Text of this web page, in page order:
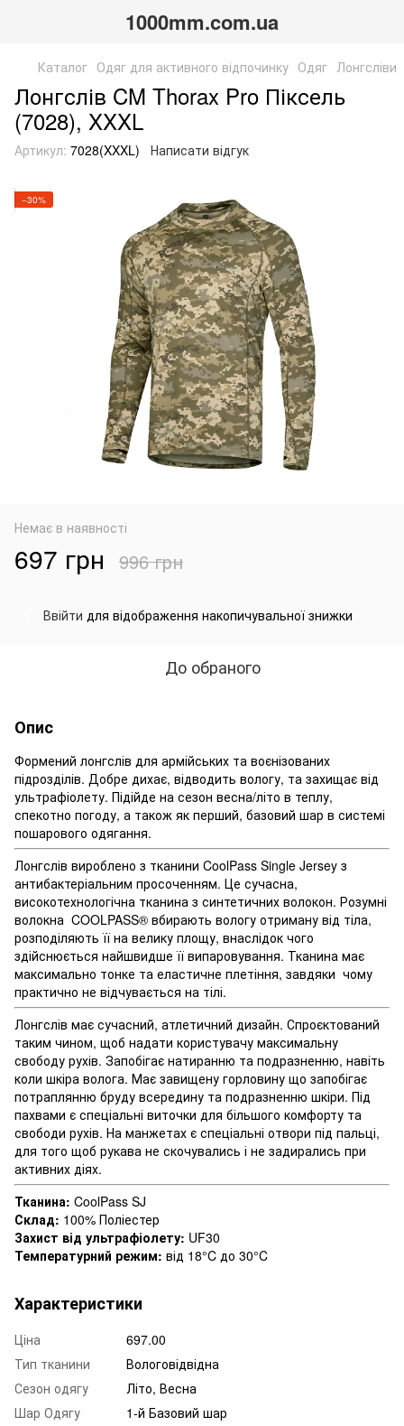
1000mm.com.ua
Каталог Одяг для активного відпочинку Одяг Лонгсліви
Лонгслів CM Thorax Pro Піксель
(7028), XXXL
Артикул: 7028(XXXL) Написати відгук
−30%
Немає в наявності
697 грн 996 грн
Ввійти для відображення накопичувальної знижки
До обраного
Опис
Формений лонгслів для армійських та воєнізованих
підрозділів. Добре дихає, відводить вологу, та захищає від
ультрафіолету. Підійде на сезон весна/літо в теплу,
спекотно погоду, а також як перший, базовий шар в системі
пошарового одягання.
Лонгслів вироблено з тканини CoolPass Single Jersey з
антибактеріальним просоченням. Це сучасна,
високотехнологічна тканина з синтетичних волокон. Розумні
волокна COOLPASS® вбирають вологу отриману від тіла,
розподіляють її на велику площу, внаслідок чого
здійснюється найшвидше її випаровування. Тканина має
максимально тонке та еластичне плетіння, завдяки чому
практично не відчувається на тілі.
Лонгслів має сучасний, атлетичний дизайн. Спроєктований
таким чином, щоб надати користувачу максимальну
свободу рухів. Запобігає натиранню та подразненню, навіть
коли шкіра волога. Має завищену горловину що запобігає
потраплянню бруду всередину та подразненню шкіри. Під
пахвами є спеціальні виточки для більшого комфорту та
свободи рухів. На манжетах є спеціальні отвори під пальці,
для того щоб рукава не скочувались і не задирались при
активних діях.
Тканина: CoolPass SJ
Склад: 100% Поліестер
Захист від ультрафіолету: UF30
Температурний режим: від 18°C до 30°C
Характеристики
Ціна
697.00
Тип тканини
Вологовідвідна
Сезон одягу
Літо, Весна
Шар Одягу
1-й Базовий шар